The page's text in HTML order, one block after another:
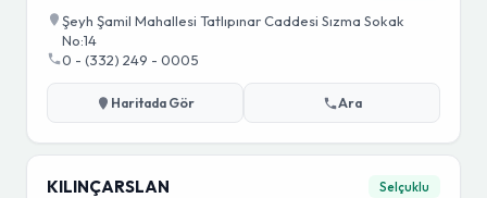
Şeyh Şamil Mahallesi Tatlıpınar Caddesi Sızma Sokak
No:14
0 - (332) 249 - 0005
Haritada Gör Ara
KILINÇARSLAN Selçuklu